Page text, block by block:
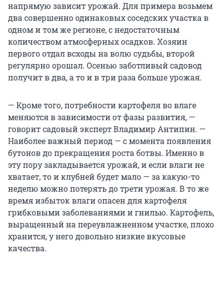
напрямую зависит урожай. Для примера возьмем
два совершенно одинаковых соседских участка в
одном и том же регионе, с недостаточным
количеством атмосферных осадков. Хозяин
первого отдал всходы на волю судьбы, второй
регулярно орошал. Осенью заботливый садовод
получит в два, а то и в три раза больше урожая.
— Кроме того, потребности картофеля во влаге
меняются в зависимости от фазы развития, —
говорит садовый эксперт Владимир Антипин. —
Наиболее важный период — с момента появления
бутонов до прекращения роста ботвы. Именно в
эту пору закладывается урожай, и если влаги не
хватает, то и клубней будет мало — за какую-то
неделю можно потерять до трети урожая. В то же
время избыток влаги опасен для картофеля
грибковыми заболеваниями и гнилью. Картофель,
выращенный на переувлажненном участке, плохо
хранится, у него довольно низкие вкусовые
качества.